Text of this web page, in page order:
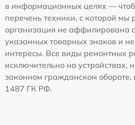
в информационных целях —
перечень техники, с которой
организация не аффилирована
указанных товарных знаков и
интересы. Все виды ремонтных
исключительно на устройствах,
законном гражданском обороте,
1487 ГК РФ.